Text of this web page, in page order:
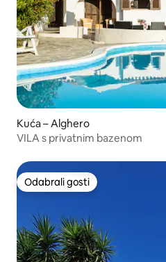
Kuća – Alghero
VILA s privatnim bazenom
Odabrali gosti
Odabrali gosti